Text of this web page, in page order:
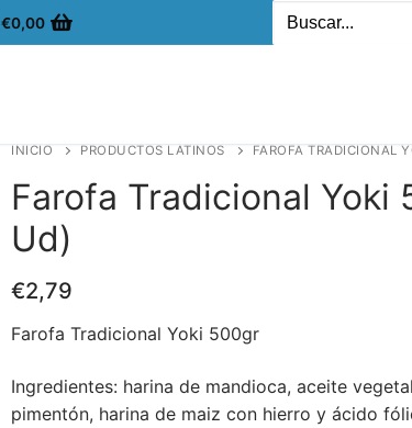
€0,00
INICIO PRODUCTOS LATINOS FAROFA TRADICIONAL
Farofa Tradicional Yoki
Ud)
€2,79
Farofa Tradicional Yoki 500gr
Ingredientes: harina de mandioca, aceite
pimentón, harina de maiz con hierro y ácido